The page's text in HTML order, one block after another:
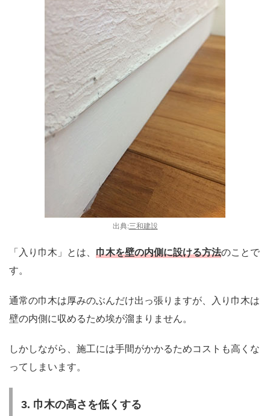
出典:三和建設
「入り巾木」とは、 巾木を壁の内側に設ける方法のことで
す。
通常の巾木は厚みのぶんだけ出っ張りますが、入り巾木は
壁の内側に収めるため埃が溜まりません。
しかしながら、施工には手間がかかるためコストも高くな
ってしまいます。
3. 巾木の高さを低くする